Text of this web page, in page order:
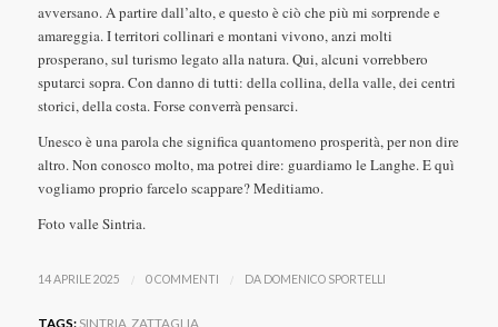
avversano. A partire dall’alto, e questo è ciò che più mi sorprende e
amareggia. I territori collinari e montani vivono, anzi molti
prosperano, sul turismo legato alla natura. Qui, alcuni vorrebbero
sputarci sopra. Con danno di tutti: della collina, della valle, dei centri
storici, della costa. Forse converrà pensarci.
Unesco è una parola che significa quantomeno prosperità, per non dire
altro. Non conosco molto, ma potrei dire: guardiamo le Langhe. E quì
vogliamo proprio farcelo scappare? Meditiamo.
Foto valle Sintria.
14 APRILE 2025 / 0 COMMENTI / DA DOMENICO SPORTELLI
TAGS: SINTRIA, ZATTAGLIA